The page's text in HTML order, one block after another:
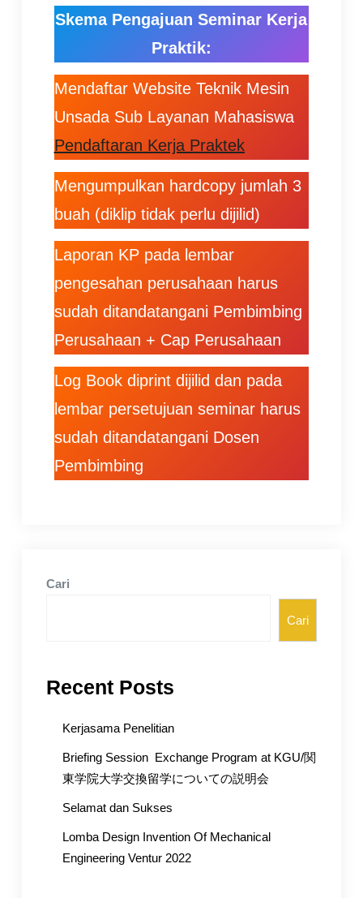
Skema Pengajuan Seminar Kerja
Praktik:
Mendaftar Website Teknik Mesin
Unsada Sub Layanan Mahasiswa
Pendaftaran Kerja Praktek
Mengumpulkan hardcopy jumlah 3
buah (diklip tidak perlu dijilid)
Laporan KP pada lembar
pengesahan perusahaan harus
sudah ditandatangani Pembimbing
Perusahaan + Cap Perusahaan
Log Book diprint dijilid dan pada
lembar persetujuan seminar harus
sudah ditandatangani Dosen
Pembimbing
Cari
Cari
Recent Posts
Kerjasama Penelitian
Briefing Session Exchange Program at KGU/関
東学院大学交換留学についての説明会
Selamat dan Sukses
Lomba Design Invention Of Mechanical
Engineering Ventur 2022